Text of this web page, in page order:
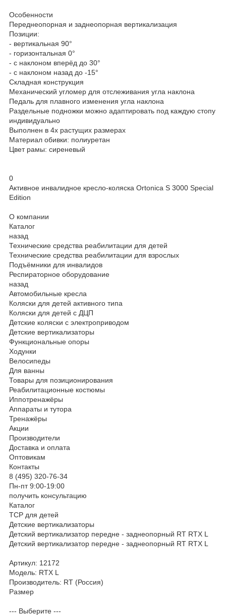
Особенности
Переднеопорная и заднеопорная вертикализация
Позиции:
- вертикальная 90°
- горизонтальная 0°
- с наклоном вперёд до 30°
- с наклоном назад до -15°
Складная конструкция
Механический угломер для отслеживания угла наклона
Педаль для плавного изменения угла наклона
Раздельные подножки можно адаптировать под каждую стопу
индивидуально
Выполнен в 4х растущих размерах
Материал обивки: полиуретан
Цвет рамы: сиреневый
0
Активное инвалидное кресло-коляска Ortonica S 3000 Special
Edition
О компании
Каталог
назад
Технические средства реабилитации для детей
Технические средства реабилитации для взрослых
Подъёмники для инвалидов
Респираторное оборудование
назад
Автомобильные кресла
Коляски для детей активного типа
Коляски для детей с ДЦП
Детские коляски с электроприводом
Детские вертикализаторы
Функциональные опоры
Ходунки
Велосипеды
Для ванны
Товары для позиционирования
Реабилитационные костюмы
Иппотренажёры
Аппараты и тутора
Тренажёры
Акции
Производители
Доставка и оплата
Оптовикам
Контакты
8 (495) 320-76-34
Пн-пт 9:00-19:00
получить консультацию
Каталог
ТСР для детей
Детские вертикализаторы
Детский вертикализатор передне - заднеопорный RT RTX L
Детский вертикализатор передне - заднеопорный RT RTX L
Артикул: 12172
Модель: RTX L
Производитель: RT (Россия)
Размер
--- Выберите ---